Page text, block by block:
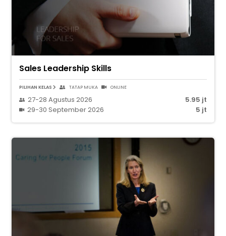
Sales Leadership Skills
PILIHAN KELAS TATAP MUKA ONLINE
27-28 Agustus 2026
5.95 jt
29-30 September 2026
5 jt